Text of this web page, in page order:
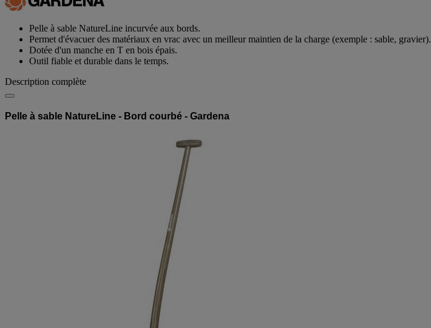
Pelle à sable NatureLine incurvée aux bords.
Permet d'évacuer des matériaux en vrac avec un meilleur maintien de la charge (exemple : sable, gravier).
Dotée d'un manche en T en bois épais.
Outil fiable et durable dans le temps.
Description complète
Pelle à sable NatureLine - Bord courbé - Gardena